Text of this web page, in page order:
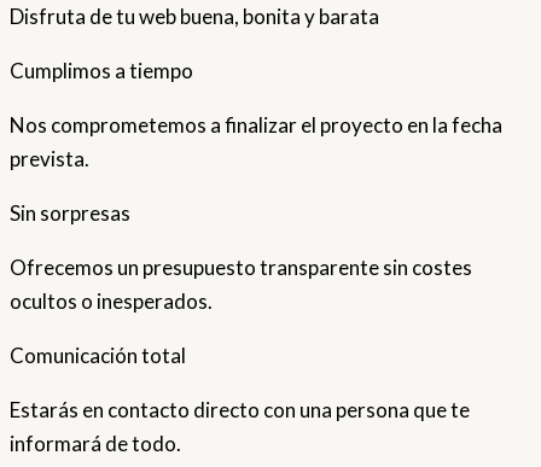
Disfruta de tu web buena, bonita y barata
Cumplimos a tiempo
Nos comprometemos a finalizar el proyecto en la fecha
prevista.
Sin sorpresas
Ofrecemos un presupuesto transparente sin costes
ocultos o inesperados.
Comunicación total
Estarás en contacto directo con una persona que te
informará de todo.